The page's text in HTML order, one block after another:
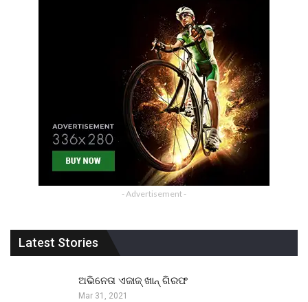
- Advertisement -
Latest Stories
ଅଭିନେତା ଏଜାଜ୍ ଖାନ୍ ଗିରଫ
Mar 31, 2021